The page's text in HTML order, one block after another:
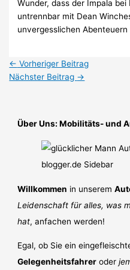
Wunder, dass der Impala
untrennbar mit Dean
unvergesslichen
← Vorheriger Beitrag
Nächster Beitrag →
Über Uns: Mobilitäts- und
Willkommen in unserem
Leidenschaft für alles, was
hat, anfachen werden!
Egal, ob Sie ein
Gelegenheitsfahrer oder